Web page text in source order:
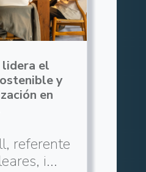
el
y
en
referente
i...